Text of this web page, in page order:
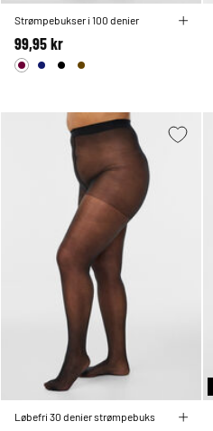
Strømpebukser i 100 denier
99,95 kr
Løbefri 30 denier strømpebuks